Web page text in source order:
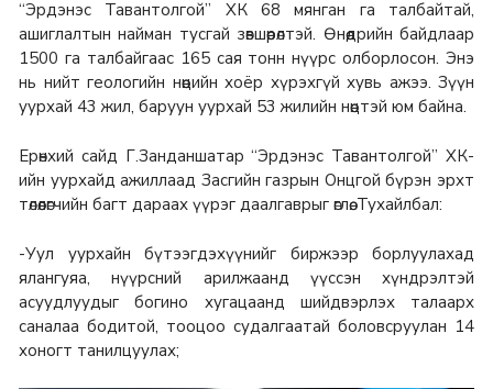
“Эрдэнэс Тавантолгой” ХК 68 мянган га талбайтай,
ашиглалтын найман тусгай зөвшөөрөлтэй. Өнөөдрийн байдлаар
1500 га талбайгаас 165 сая тонн нүүрс олборлосон. Энэ
нь нийт геологийн нөөцийн хоёр хүрэхгүй хувь ажээ. Зүүн
уурхай 43 жил, баруун уурхай 53 жилийн нөөцтэй юм байна.
Ерөнхий сайд Г.Занданшатар “Эрдэнэс Тавантолгой” ХК-
ийн уурхайд ажиллаад Засгийн газрын Онцгой бүрэн эрхт
төлөөлөгчийн багт дараах үүрэг даалгаврыг өглөө. Тухайлбал:
-Уул уурхайн бүтээгдэхүүнийг биржээр борлуулахад
ялангуяа, нүүрсний арилжаанд үүссэн хүндрэлтэй
асуудлуудыг богино хугацаанд шийдвэрлэх талаарх
саналаа бодитой, тооцоо судалгаатай боловсруулан 14
хоногт танилцуулах;